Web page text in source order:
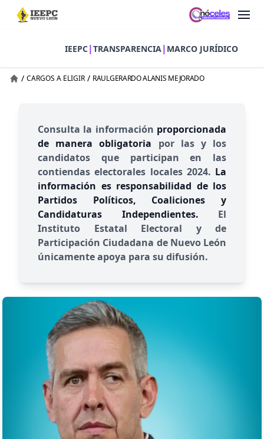
IEEPC|TRANSPARENCIA| MARCO JURÍDICO
/ CARGOS A ELIGIR / RAULGERARDO ALANIS MEJORADO
Consulta la información proporcionada
de manera obligatoria por las y los
candidatos que participan en las
contiendas electorales locales 2024. La
información es responsabilidad de los
Partidos Políticos, Coaliciones y
Candidaturas Independientes. El
Instituto Estatal Electoral y de
Participación Ciudadana de Nuevo León
únicamente apoya para su difusión.